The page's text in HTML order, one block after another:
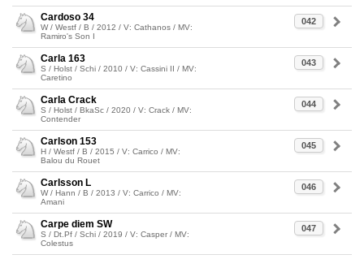
042
Cardoso 34
W / Westf / B / 2012 / V: Cathanos / MV:
Ramiro's Son I
043
Carla 163
S / Holst / Schi / 2010 / V: Cassini II / MV:
Caretino
044
Carla Crack
S / Holst / BkaSc / 2020 / V: Crack / MV:
Contender
045
Carlson 153
H / Westf / B / 2015 / V: Carrico / MV:
Balou du Rouet
046
Carlsson L
W / Hann / B / 2013 / V: Carrico / MV:
Amani
047
Carpe diem SW
S / Dt.Pf / Schi / 2019 / V: Casper / MV:
Colestus